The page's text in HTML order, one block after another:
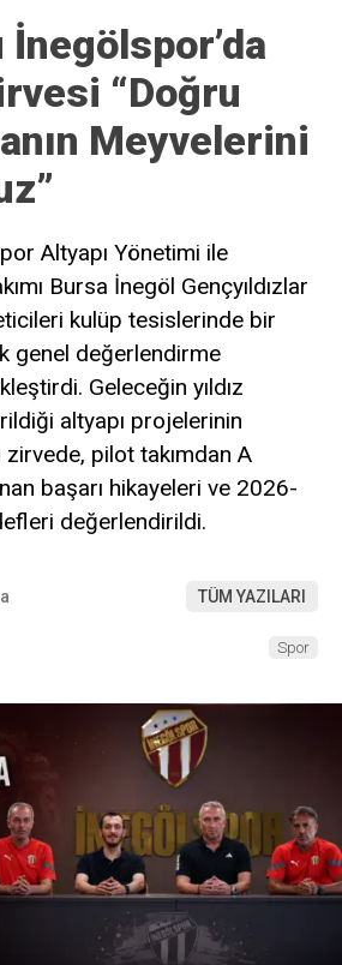
İnegölspor’da
“Doğru
Meyvelerini
Altyapı Yönetimi ile
Bursa İnegöl Gençyıldızlar
kulüp tesislerinde bir
genel değerlendirme
Geleceğin yıldız
altyapı projelerinin
zirvede, pilot takımdan A
başarı hikayeleri ve 2026-
değerlendirildi.
TÜM YAZILARI
Spor